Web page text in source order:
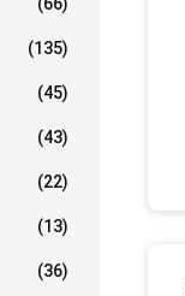
(135)
(45)
(43)
(22)
(13)
(36)